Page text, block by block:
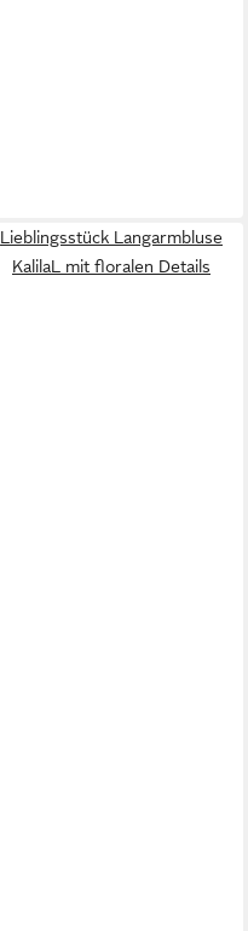
Lieblingsstück Langarmbluse
KalilaL mit floralen Details